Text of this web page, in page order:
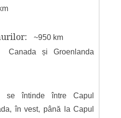
~950 km
Canada și Groenlanda
se întinde între Capul
în vest, până la Capul